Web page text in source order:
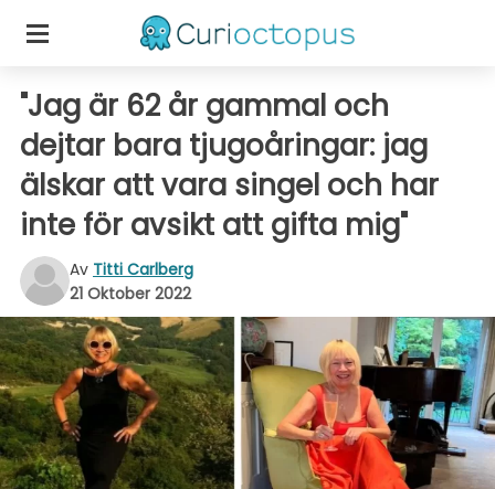
"Jag är 62 år gammal och
dejtar bara tjugoåringar: jag
älskar att vara singel och har
inte för avsikt att gifta mig"
Av Titti Carlberg
21 Oktober 2022